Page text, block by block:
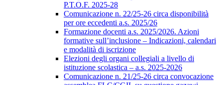
P.T.O.F. 2025-28
Comunicazione n. 22/25-26 circa disponibilità
per ore eccedenti a.s. 2025/26
Formazione docenti a.s. 2025/2026. Azioni
formative sull’inclusione – Indicazioni, calendari
e modalità di iscrizione
Elezioni degli organi collegiali a livello di
istituzione scolastica – a.s. 2025-2026
Comunicazione n. 21/25-26 circa convocazione